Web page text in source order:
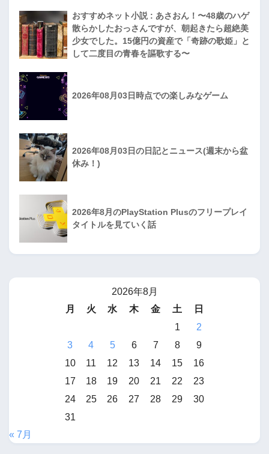
おすすめネット小説 : あさおん！〜48歳のハゲ
散らかしたおっさんですが、朝起きたら超絶美
少女でした。15億円の資産で「奇跡の歌姫」と
して二度目の青春を謳歌する〜
2026年08月03日時点での楽しみなゲーム
2026年08月03日の日記とニュース(週末から盆
休み！)
2026年8月のPlayStation Plusのフリープレイ
タイトルを見ていく話
2026年8月
月
火 水 木 金 土
日
1
2
3
4 5 6 7 8
9
10
11 12 13 14 15
16
17
18 19 20 21 22
23
24
25 26 27 28 29
30
31
« 7月